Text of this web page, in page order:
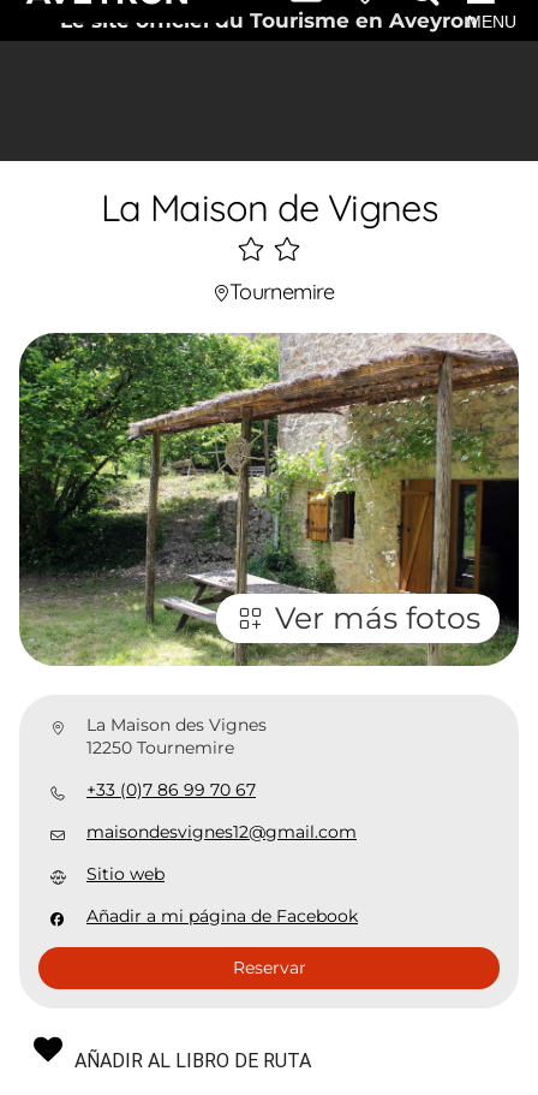
Le site officiel du Tourisme en AveyronMENU
La Maison de Vignes
2
étoiles
Tournemire
Ver más fotos
La Maison des Vignes
12250 Tournemire
+33 (0)7 86 99 70 67
maisondesvignes12@gmail.com
Sitio web
Añadir a mi página de Facebook
Reservar
AÑADIR AL LIBRO DE RUTA